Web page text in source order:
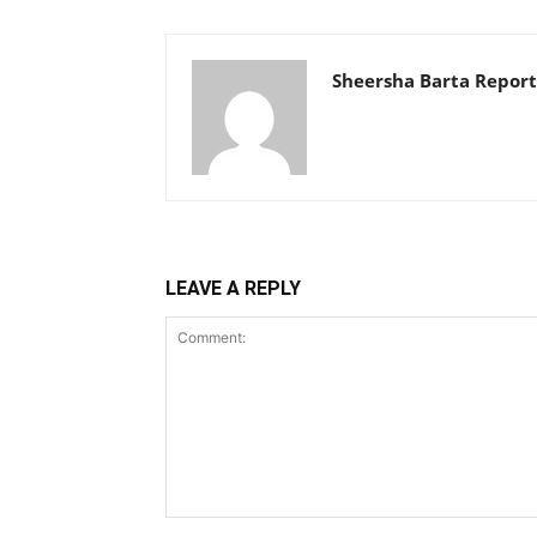
Sheersha Barta
LEAVE A REPLY